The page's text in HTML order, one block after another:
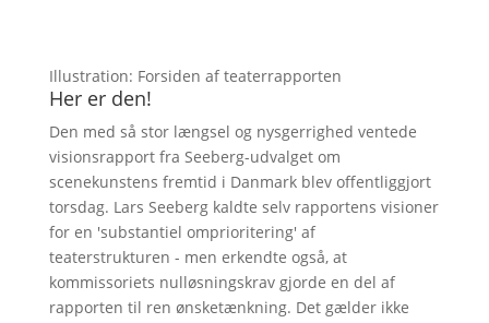
Illustration: Forsiden af teaterrapporten
Her er den!
Den med så stor længsel og nysgerrighed ventede
visionsrapport fra Seeberg-udvalget om
scenekunstens fremtid i Danmark blev offentliggjort
torsdag. Lars Seeberg kaldte selv rapportens visioner
for en 'substantiel omprioritering' af
teaterstrukturen - men erkendte også, at
kommissoriets nulløsningskrav gjorde en del af
rapporten til ren ønsketænkning. Det gælder ikke